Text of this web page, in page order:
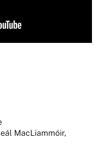
MacLiammóir,